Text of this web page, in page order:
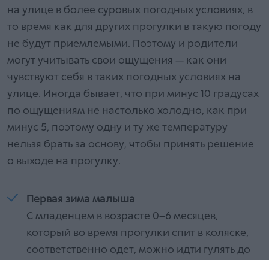
на улице в более суровых погодных условиях, в
то время как для других прогулки в такую погоду
не будут приемлемыми. Поэтому и родители
могут учитывать свои ощущения — как они
чувствуют себя в таких погодных условиях на
улице. Иногда бывает, что при минус 10 градусах
по ощущениям не настолько холодно, как при
минус 5, поэтому одну и ту же температуру
нельзя брать за основу, чтобы принять решение
о выходе на прогулку.
Первая зима малыша
С младенцем в возрасте 0–6 месяцев,
который во время прогулки спит в коляске,
соответственно одет, можно идти гулять до